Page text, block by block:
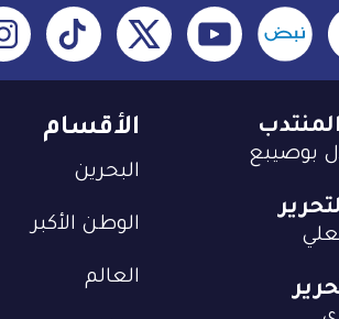
الأقسام
البحرين
الوطن الأكبر
العالم
بوصيبع